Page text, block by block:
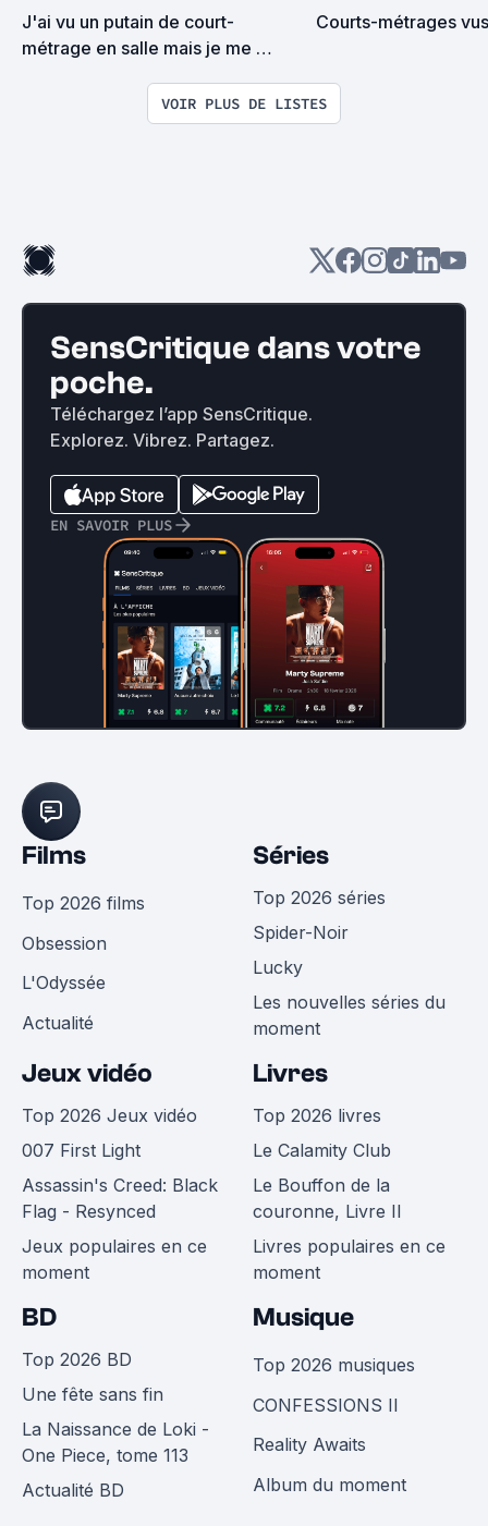
J'ai vu un putain de court-
métrage en salle mais je me
Courts-métrages
VOIR PLUS DE LISTES
SensCritique dans votre
poche.
Téléchargez l’app SensCritique.
Explorez. Vibrez. Partagez.
EN SAVOIR PLUS
Films
Top 2026 films
Obsession
L'Odyssée
Actualité
Séries
Top 2026 séries
Spider-Noir
Lucky
Les nouvelles séries du
moment
Jeux vidéo
Top 2026 Jeux vidéo
007 First Light
Assassin's Creed: Black
Flag - Resynced
Jeux populaires en ce
moment
Livres
Top 2026 livres
Le Calamity Club
Le Bouffon de la
couronne, Livre II
Livres populaires en ce
moment
BD
Top 2026 BD
Une fête sans fin
La Naissance de Loki -
One Piece, tome 113
Actualité BD
Musique
Top 2026 musiques
CONFESSIONS II
Reality Awaits
Album du moment